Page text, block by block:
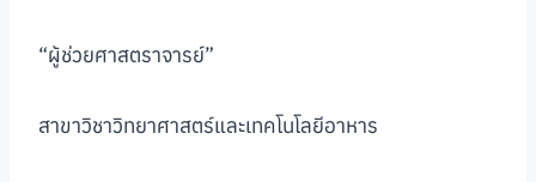
“ผู้ช่วยศาสตราจารย์”
สาขาวิชาวิทยาศาสตร์และเทคโนโลยีอาหาร